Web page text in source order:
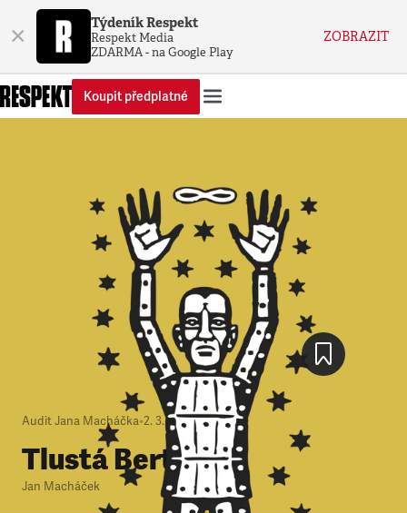
× Týdeník Respekt
Respekt Media
ZDARMA - na Google Play
ZOBRAZIT
Koupit předplatné
Audit Jana Macháčka•2. 3. 2012•3minuty
Tlustá Berta
Jan Macháček